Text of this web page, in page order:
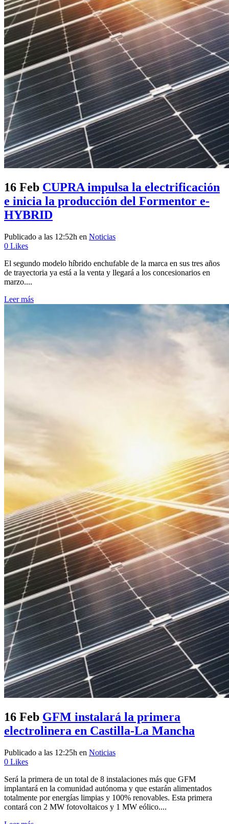
16 Feb CUPRA impulsa la electrificación
e inicia la producción del Formentor e-
HYBRID
Publicado a las 12:52h en Noticias
0 Likes
El segundo modelo híbrido enchufable de la marca en sus tres años
de trayectoria ya está a la venta y llegará a los concesionarios en
marzo....
Leer más
16 Feb GFM instalará la primera
electrolinera en Castilla-La Mancha
Publicado a las 12:25h en Noticias
0 Likes
Será la primera de un total de 8 instalaciones más que GFM
implantará en la comunidad autónoma y que estarán alimentados
totalmente por energías limpias y 100% renovables. Esta primera
contará con 2 MW fotovoltaicos y 1 MW eólico....